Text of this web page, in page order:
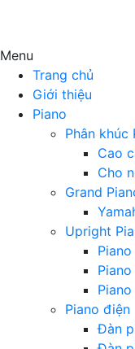
Menu
Trang chủ
Giới thiệu
Piano
Phân khúc
Cao
Cho
Grand
Upright
Piano
Piano điện
Đàn